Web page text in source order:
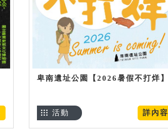
卑南遺址公園【2026暑假不打烊】
詳內容
活動